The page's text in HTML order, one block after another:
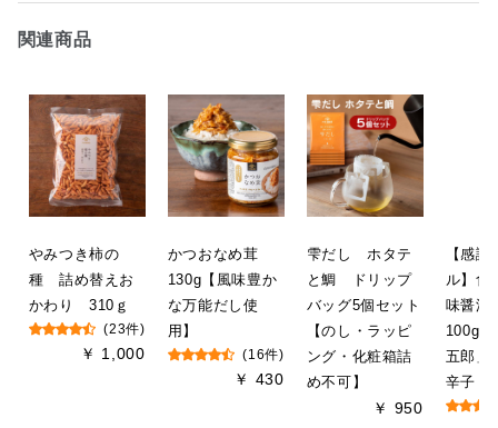
関連商品
やみつき柿の
種 詰め替えお
かわり 310ｇ
(23件)
￥ 1,000
かつおなめ茸
130g【風味豊か
な万能だし使
用】
(16件)
￥ 430
雫だし ホタテ
と鯛 ドリップ
バッグ5個セット
【のし・ラッピ
ング・化粧箱詰
め不可】
￥ 950
【感
ル】食
味醤
100g
五郎」
辛子